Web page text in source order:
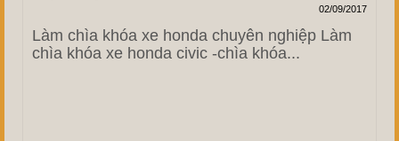
02/09/2017
Làm chìa khóa xe honda chuyên nghiệp Làm
chìa khóa xe honda civic -chìa khóa...